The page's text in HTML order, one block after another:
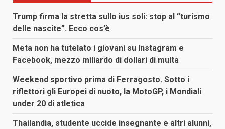
Trump firma la stretta sullo ius soli: stop al “turismo
delle nascite”. Ecco cos’è
Meta non ha tutelato i giovani su Instagram e
Facebook, mezzo miliardo di dollari di multa
Weekend sportivo prima di Ferragosto. Sotto i
riflettori gli Europei di nuoto, la MotoGP, i Mondiali
under 20 di atletica
Thailandia, studente uccide insegnante e altri alunni,